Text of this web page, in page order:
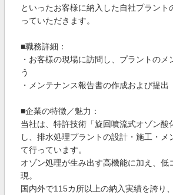
といったお客様に納入した自社プラント
っていただきます。
■職務詳細：
・お客様の現場に訪問し、プラントの
う
・メンテナンス報告書の作成および提出
■企業の特徴／魅力：
当社は、特許技術「旋回噴流式オゾン酸
し、排水処理プラントの設計・施工・メ
て行っています。
オゾン処理が生み出す高機能に加え、低
現。
国内外で115カ所以上の納入実績を誇り